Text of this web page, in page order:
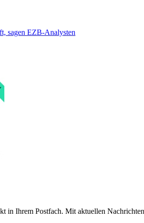
sagen EZB-Analysten
in Ihrem Postfach. Mit aktuellen